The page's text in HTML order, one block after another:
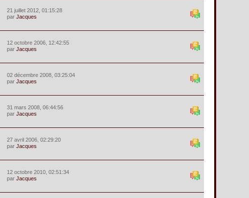
21 juillet 2012, 01:15:28
parJacques
12 octobre 2006, 12:42:55
parJacques
02 décembre 2008, 03:25:04
parJacques
31 mars 2008, 06:44:56
parJacques
27 avril 2006, 02:29:20
parJacques
12 octobre 2010, 02:51:34
parJacques